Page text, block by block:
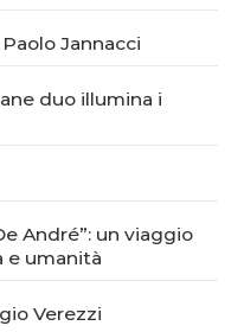
Jannacci
duo illumina i
André”: un viaggio
e umanità
Verezzi